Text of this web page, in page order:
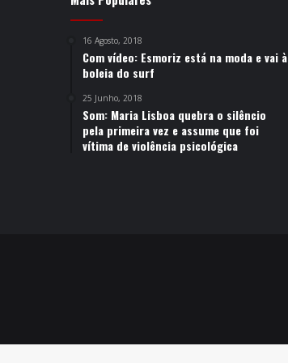
16 Agosto, 2018
Com vídeo: Esmoriz está na moda e vai à
boleia do surf
25 Junho, 2018
Som: Maria Lisboa quebra o silêncio
pela primeira vez e assume que foi
vítima de violência psicológica